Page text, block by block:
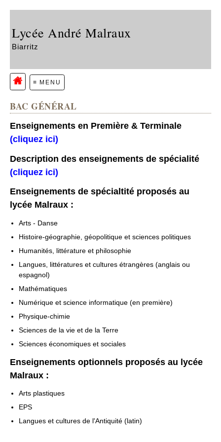
Lycée André Malraux
Biarritz
≡ MENU
BAC GÉNÉRAL
Enseignements en Première & Terminale
(cliquez ici)
Description des enseignements de spécialité
(cliquez ici)
Enseignements de spécialtité proposés au
lycée Malraux :
Arts - Danse
Histoire-géographie, géopolitique et sciences politiques
Humanités, littérature et philosophie
Langues, littératures et cultures étrangères (anglais ou
espagnol)
Mathématiques
Numérique et science informatique (en première)
Physique-chimie
Sciences de la vie et de la Terre
Sciences économiques et sociales
Enseignements optionnels proposés au lycée
Malraux :
Arts plastiques
EPS
Langues et cultures de l'Antiquité (latin)